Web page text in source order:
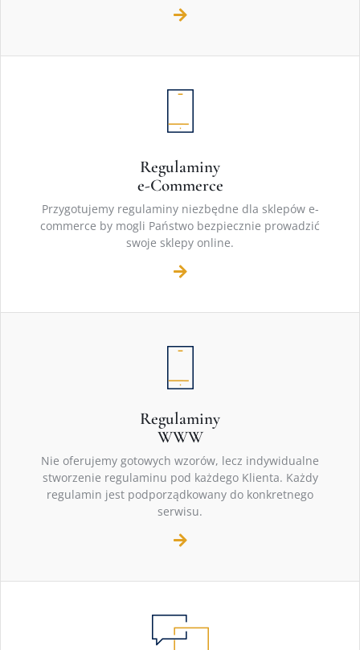
Regulaminy
e-Commerce
Przygotujemy regulaminy niezbędne dla sklepów e-
commerce by mogli Państwo bezpiecznie prowadzić
swoje sklepy online.
Regulaminy
WWW
Nie oferujemy gotowych wzorów, lecz indywidualne
stworzenie regulaminu pod każdego Klienta. Każdy
regulamin jest podporządkowany do konkretnego
serwisu.